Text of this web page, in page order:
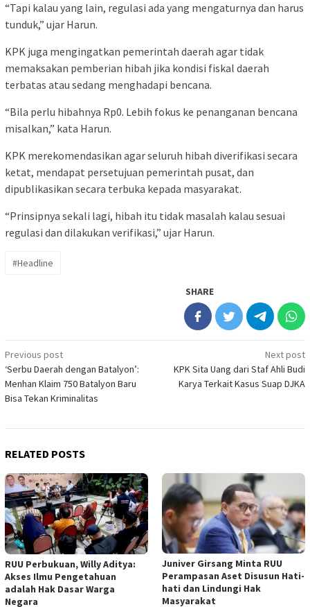
“Tapi kalau yang lain, regulasi ada yang mengaturnya dan harus
tunduk,” ujar Harun.
KPK juga mengingatkan pemerintah daerah agar tidak
memaksakan pemberian hibah jika kondisi fiskal daerah
terbatas atau sedang menghadapi bencana.
“Bila perlu hibahnya Rp0. Lebih fokus ke penanganan bencana
misalkan,” kata Harun.
KPK merekomendasikan agar seluruh hibah diverifikasi secara
ketat, mendapat persetujuan pemerintah pusat, dan
dipublikasikan secara terbuka kepada masyarakat.
“Prinsipnya sekali lagi, hibah itu tidak masalah kalau sesuai
regulasi dan dilakukan verifikasi,” ujar Harun.
#Headline
SHARE
Post
navigation
Previous post
‘Serbu Daerah dengan Batalyon’:
Menhan Klaim 750 Batalyon Baru
Bisa Tekan Kriminalitas
Next post
KPK Sita Uang dari Staf Ahli Budi
Karya Terkait Kasus Suap DJKA
RELATED POSTS
RUU Perbukuan, Willy Aditya:
Akses Ilmu Pengetahuan
adalah Hak Dasar Warga
Negara
Juniver Girsang Minta RUU
Perampasan Aset Disusun Hati-
hati dan Lindungi Hak
Masyarakat